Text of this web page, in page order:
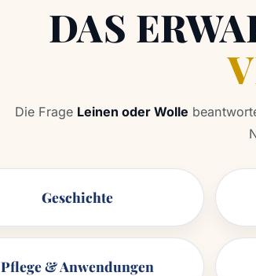
DAS
Die Frage Leinen oder Wolle
Geschichte
Pflege & Anwendungen